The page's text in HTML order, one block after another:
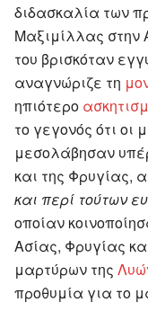
διδασκαλία των
Μαξιμίλλας στην
του βρισκόταν
αναγνώριζε τη
ηπιότερο
το γεγονός ότι οι
μεσολάβησαν
και της Φρυγίας,
και περί τούτων
οποίαν
Ασίας, Φρυγίας
μαρτύρων της
προθυμία για το